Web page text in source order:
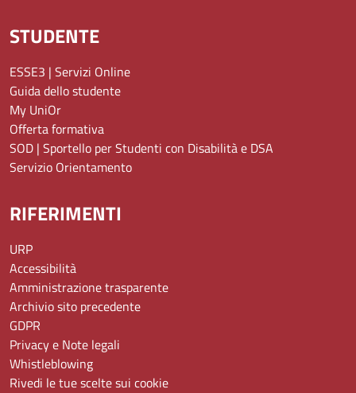
STUDENTE
ESSE3 | Servizi Online
Guida dello studente
My UniOr
Offerta formativa
SOD | Sportello per Studenti con Disabilità e DSA
Servizio Orientamento
RIFERIMENTI
URP
Accessibilità
Amministrazione trasparente
Archivio sito precedente
GDPR
Privacy e Note legali
Whistleblowing
Rivedi le tue scelte sui cookie